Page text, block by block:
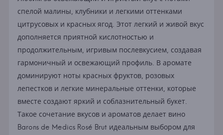
спелой малины, клубники и легкими оттенками
цитрусовых и красных ягод. Этот легкий и живой вкус
дополняется приятной кислотностью и
продолжительным, игривым послевкусием, создавая
гармоничный и освежающий профиль. В аромате
доминируют ноты красных фруктов, розовых
лепестков и легкие минеральные оттенки, которые
вместе создают яркий и соблазнительный букет.
Такое сочетание вкусов и ароматов делает вино
Barons de Medics Rosé Brut идеальным выбором для